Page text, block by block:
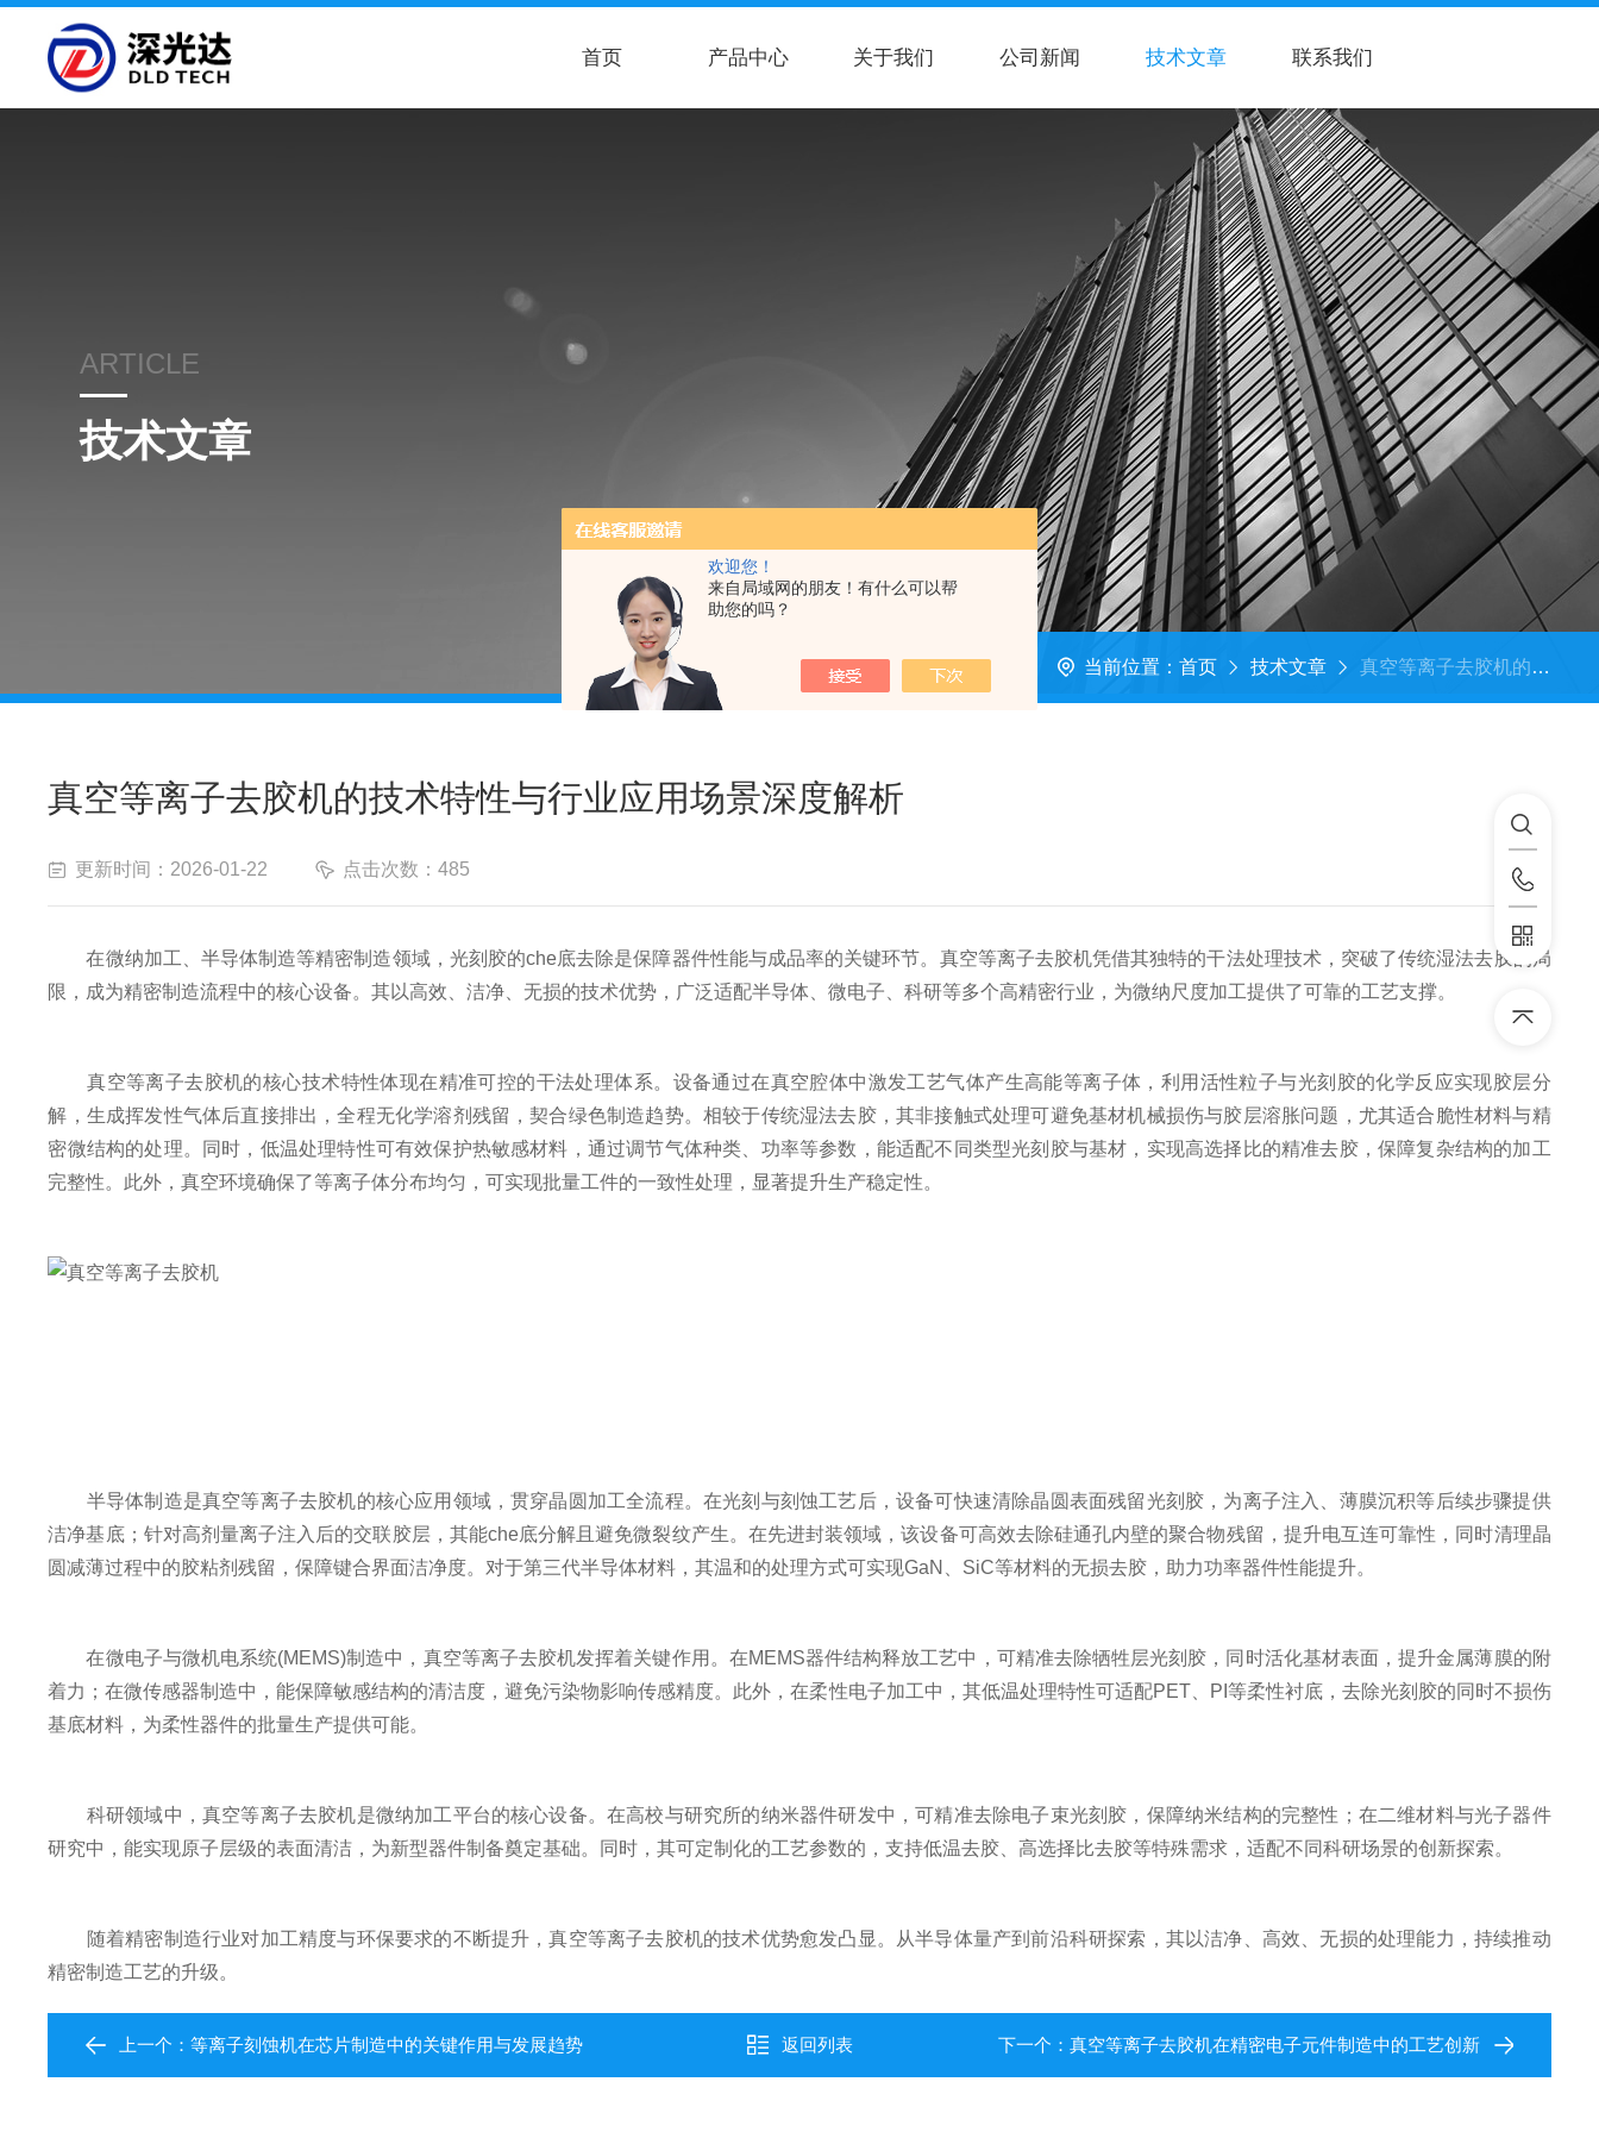
欢迎您！
来自局域网的朋友！有什么可以帮
助您的吗？
首页 产品中心 关于我们 公司新闻 技术文章 联系我们
ARTICLE
技术文章
当前位置： 首页 技术文章 真空等离子去胶机的技术特性与行业应用场景深度解析
真空等离子去胶机的技术特性与行业应用场景深度解析
更新时间：2026-01-22 点击次数：485
在微纳加工、半导体制造等精密制造领域，光刻胶的che底去除是保障器件性能与成品率的关键环节。真空等离子去胶机凭借其独特的干法处理技术，突破了传统湿法去胶的局
限，成为精密制造流程中的核心设备。其以高效、洁净、无损的技术优势，广泛适配半导体、微电子、科研等多个高精密行业，为微纳尺度加工提供了可靠的工艺支撑。
真空等离子去胶机的核心技术特性体现在精准可控的干法处理体系。设备通过在真空腔体中激发工艺气体产生高能等离子体，利用活性粒子与光刻胶的化学反应实现胶层分
解，生成挥发性气体后直接排出，全程无化学溶剂残留，契合绿色制造趋势。相较于传统湿法去胶，其非接触式处理可避免基材机械损伤与胶层溶胀问题，尤其适合脆性材料与精
密微结构的处理。同时，低温处理特性可有效保护热敏感材料，通过调节气体种类、功率等参数，能适配不同类型光刻胶与基材，实现高选择比的精准去胶，保障复杂结构的加工
完整性。此外，真空环境确保了等离子体分布均匀，可实现批量工件的一致性处理，显著提升生产稳定性。
半导体制造是真空等离子去胶机的核心应用领域，贯穿晶圆加工全流程。在光刻与刻蚀工艺后，设备可快速清除晶圆表面残留光刻胶，为离子注入、薄膜沉积等后续步骤提供
洁净基底；针对高剂量离子注入后的交联胶层，其能che底分解且避免微裂纹产生。在先进封装领域，该设备可高效去除硅通孔内壁的聚合物残留，提升电互连可靠性，同时清理晶
圆减薄过程中的胶粘剂残留，保障键合界面洁净度。对于第三代半导体材料，其温和的处理方式可实现GaN、SiC等材料的无损去胶，助力功率器件性能提升。
在微电子与微机电系统(MEMS)制造中，真空等离子去胶机发挥着关键作用。在MEMS器件结构释放工艺中，可精准去除牺牲层光刻胶，同时活化基材表面，提升金属薄膜的附
着力；在微传感器制造中，能保障敏感结构的清洁度，避免污染物影响传感精度。此外，在柔性电子加工中，其低温处理特性可适配PET、PI等柔性衬底，去除光刻胶的同时不损伤
基底材料，为柔性器件的批量生产提供可能。
科研领域中，真空等离子去胶机是微纳加工平台的核心设备。在高校与研究所的纳米器件研发中，可精准去除电子束光刻胶，保障纳米结构的完整性；在二维材料与光子器件
研究中，能实现原子层级的表面清洁，为新型器件制备奠定基础。同时，其可定制化的工艺参数的，支持低温去胶、高选择比去胶等特殊需求，适配不同科研场景的创新探索。
随着精密制造行业对加工精度与环保要求的不断提升，真空等离子去胶机的技术优势愈发凸显。从半导体量产到前沿科研探索，其以洁净、高效、无损的处理能力，持续推动
精密制造工艺的升级。
上一个：等离子刻蚀机在芯片制造中的关键作用与发展趋势 返回列表 下一个： 真空等离子去胶机在精密电子元件制造中的工艺创新